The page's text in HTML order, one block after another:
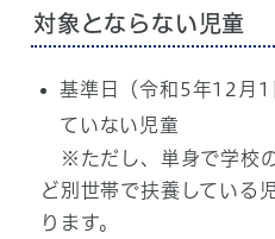
対象とならない児童
基準日（令和5年12月1
ていない児童
※ただし、単身で学校
ど別世帯で扶養している
ります。